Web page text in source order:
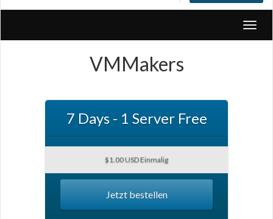
Toggle
VMMakers
7 Days - 1 Server Free
$1.00 USD Einmalig
Jetzt bestellen